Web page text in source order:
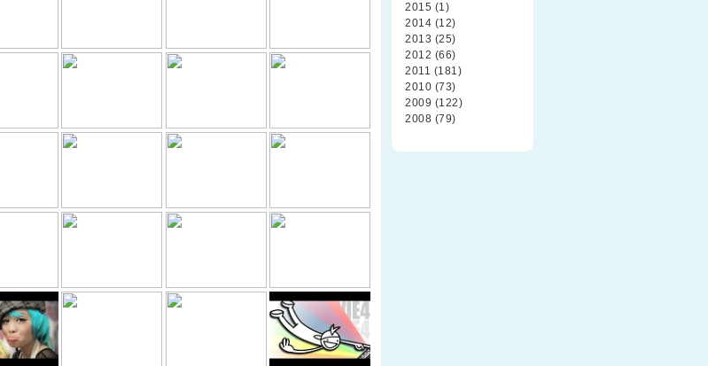
2015 (1)
2014 (12)
2013 (25)
2012 (66)
2011 (181)
2010 (73)
2009 (122)
2008 (79)